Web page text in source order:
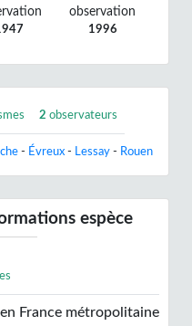
observation
1996
2 observateurs
- Évreux - Lessay - Rouen
espèce
France métropolitaine